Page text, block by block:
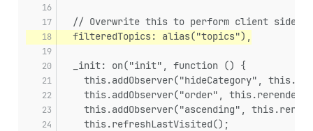
// Overwrite this to perform client side
  filteredTopics: alias("topics"),
  _init: on("init", function () {
this.addObserver("hideCategory",
    this.addObserver("order", this.rerender);
this.addObserver("ascending",
    this.refreshLastVisited();